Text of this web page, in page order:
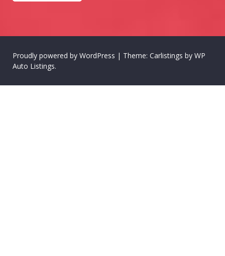
Proudly powered by WordPress | Theme: Carlistings by WP
Auto Listings.